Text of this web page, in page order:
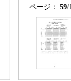
ページ： 59/